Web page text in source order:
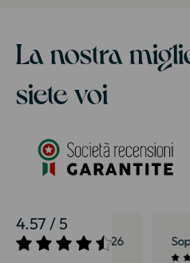
La nostra
siete voi
4.57 / 5
27/07/2026 Sophie S.